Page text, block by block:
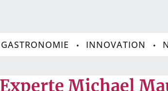
GASTRONOMIE INNOVATION
Michael